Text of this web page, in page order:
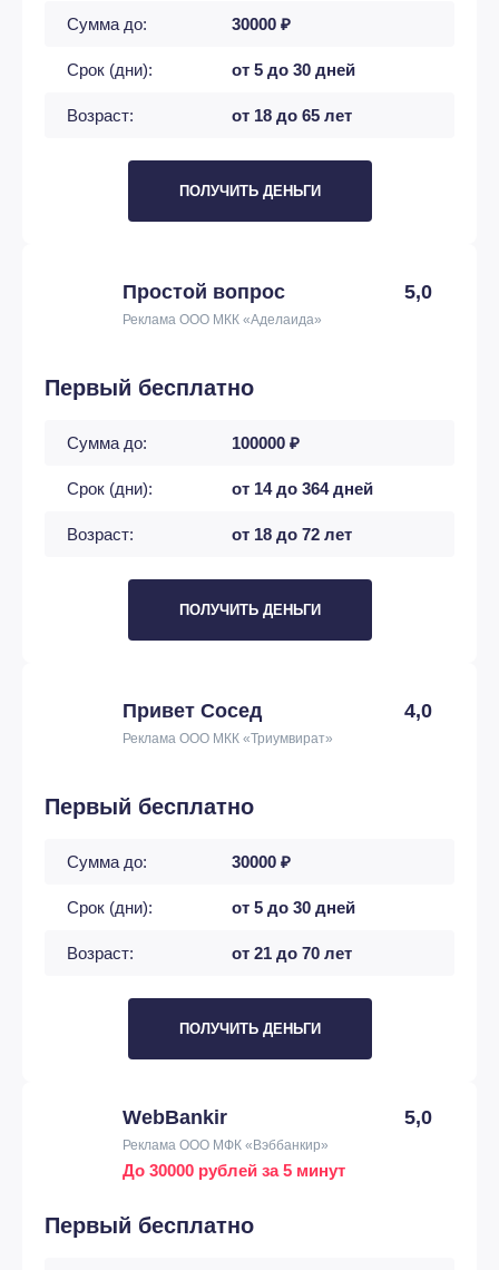
Сумма до: 30000 ₽
Срок (дни): от 5 до 30 дней
Возраст: от 18 до 65 лет
ПОЛУЧИТЬ ДЕНЬГИ
Простой вопрос 5,0
Реклама ООО МКК «Аделаида»
Первый бесплатно
Сумма до: 100000 ₽
Срок (дни): от 14 до 364 дней
Возраст: от 18 до 72 лет
ПОЛУЧИТЬ ДЕНЬГИ
Привет Сосед 4,0
Реклама ООО МКК «Триумвират»
Первый бесплатно
Сумма до: 30000 ₽
Срок (дни): от 5 до 30 дней
Возраст: от 21 до 70 лет
ПОЛУЧИТЬ ДЕНЬГИ
WebBankir 5,0
Реклама ООО МФК «Вэббанкир»
До 30000 рублей за 5 минут
Первый бесплатно